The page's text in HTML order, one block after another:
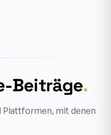
Beiträge.
Plattformen, mit denen